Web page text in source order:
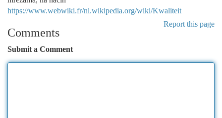
https://www.webwiki.fr/nl.wikipedia.org/wiki/Kwaliteit
Report this page
Comments
Submit a Comment